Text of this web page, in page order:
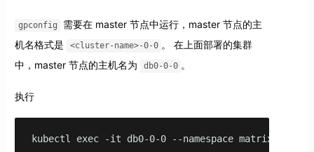
gpconfig
需要在 master 节点中运行，master 节点的主
机名格式是
<cluster-name>-0-0 。 在上面部署的集群
中，master 节点的主机名为
db0-0-0 。
执行
kubectl exec -it db0-0-0 --namespace matrixdb-ns